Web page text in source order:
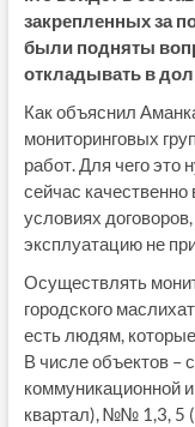
закрепленных за
были подняты
откладывать в
Как объяснил
мониторинговых
работ. Для чего это
сейчас
условиях
эксплуатацию не
Осуществлять
городского
есть людям,
В числе объектов –
коммуникационной
квартал), №№ 1,3, 5